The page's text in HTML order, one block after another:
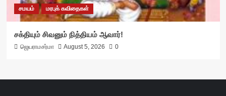
சமயம் மரபுக் கவிதைகள்
சக்தியும் சிவனும் நித்தியம் ஆவார்!
ஜெயராமசர்மா August 5, 2026 0